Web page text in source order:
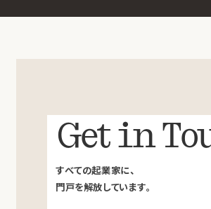
Get in
すべての起業家に、
門戸を解放しています。